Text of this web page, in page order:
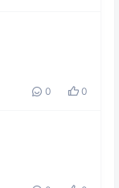
0 0